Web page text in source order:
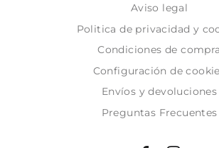
Aviso legal
Politica de privacidad y
Condiciones de compra
Configuración de
Envíos y devoluciones
Preguntas Frecuentes